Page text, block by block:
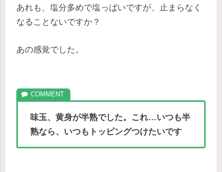
あれも、塩分多めで塩っぱいですが、止まらなく
なることないですか？
あの感覚でした。
味玉、黄身が半熟でした。これ…いつも半
熟なら、いつもトッピングつけたいです